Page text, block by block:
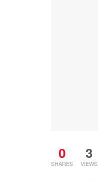
0
SHARES
3
VIEWS